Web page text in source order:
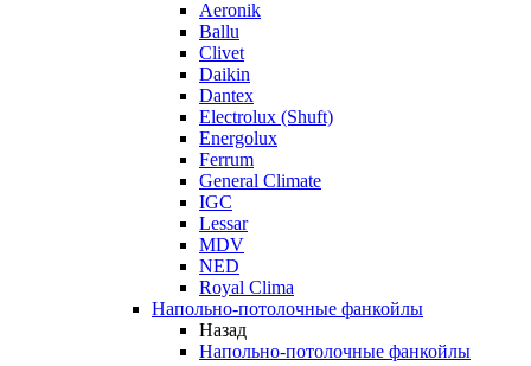
Aeronik
Ballu
Clivet
Daikin
Dantex
Electrolux (Shuft)
Energolux
Ferrum
General Climate
IGC
Lessar
MDV
NED
Royal Clima
Напольно-потолочные фанкойлы
Назад
Напольно-потолочные фанкойлы